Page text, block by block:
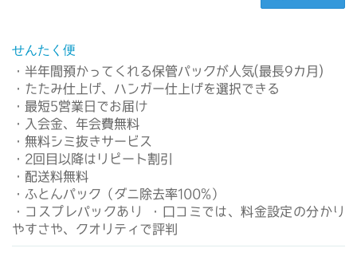
せんたく便
・半年間預かってくれる保管パックが人気(最長9カ月)
・たたみ仕上げ、ハンガー仕上げを選択できる
・最短5営業日でお届け
・入会金、年会費無料
・無料シミ抜きサービス
・2回目以降はリピート割引
・配送料無料
・ふとんパック（ダニ除去率100%）
・コスプレパックあり ・口コミでは、料金設定の分かり
やすさや、クオリティで評判